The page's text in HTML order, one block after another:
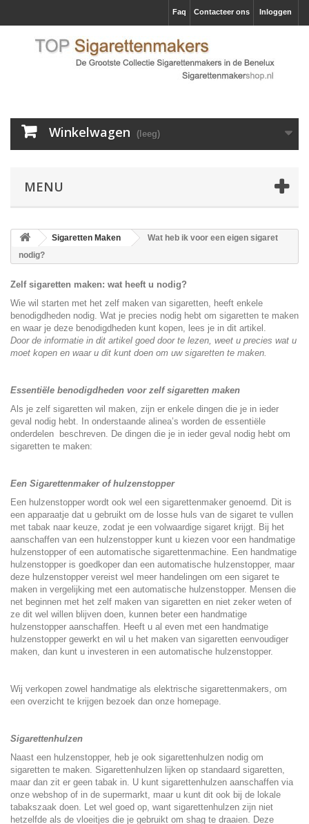
Inloggen
Contacteer ons
Faq
Winkelwagen (leeg)
MENU
Sigaretten Maken
Wat heb ik voor een eigen sigaret
nodig?
Zelf sigaretten maken: wat heeft u nodig?
Wie wil starten met het zelf maken van sigaretten, heeft enkele
benodigdheden nodig. Wat je precies nodig hebt om sigaretten te maken
en waar je deze benodigdheden kunt kopen, lees je in dit artikel.
Door de informatie in dit artikel goed door te lezen, weet u precies wat u
moet kopen en waar u dit kunt doen om uw sigaretten te maken.
Essentiële benodigdheden voor zelf sigaretten maken
Als je zelf sigaretten wil maken, zijn er enkele dingen die je in ieder
geval nodig hebt. In onderstaande alinea’s worden de essentiële
onderdelen beschreven. De dingen die je in ieder geval nodig hebt om
sigaretten te maken:
Een Sigarettenmaker of hulzenstopper
Een hulzenstopper wordt ook wel een sigarettenmaker genoemd. Dit is
een apparaatje dat u gebruikt om de losse huls van de sigaret te vullen
met tabak naar keuze, zodat je een volwaardige sigaret krijgt. Bij het
aanschaffen van een hulzenstopper kunt u kiezen voor een handmatige
hulzenstopper of een automatische sigarettenmachine. Een handmatige
hulzenstopper is goedkoper dan een automatische hulzenstopper, maar
deze hulzenstopper vereist wel meer handelingen om een sigaret te
maken in vergelijking met een automatische hulzenstopper. Mensen die
net beginnen met het zelf maken van sigaretten en niet zeker weten of
ze dit wel willen blijven doen, kunnen beter een handmatige
hulzenstopper aanschaffen. Heeft u al even met een handmatige
hulzenstopper gewerkt en wil u het maken van sigaretten eenvoudiger
maken, dan kunt u investeren in een automatische hulzenstopper.
Wij verkopen zowel handmatige als elektrische sigarettenmakers, om
een overzicht te krijgen bezoek dan onze homepage.
Sigarettenhulzen
Naast een hulzenstopper, heb je ook sigarettenhulzen nodig om
sigaretten te maken. Sigarettenhulzen lijken op standaard sigaretten,
maar dan zit er geen tabak in. U kunt sigarettenhulzen aanschaffen via
onze webshop of in de supermarkt, maar u kunt dit ook bij de lokale
tabakszaak doen. Let wel goed op, want sigarettenhulzen zijn niet
hetzelfde als de vloeitjes die je gebruikt om shag te draaien. Deze